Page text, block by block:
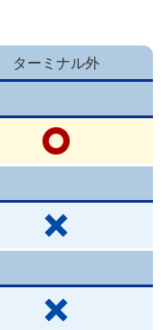
ターミナル外